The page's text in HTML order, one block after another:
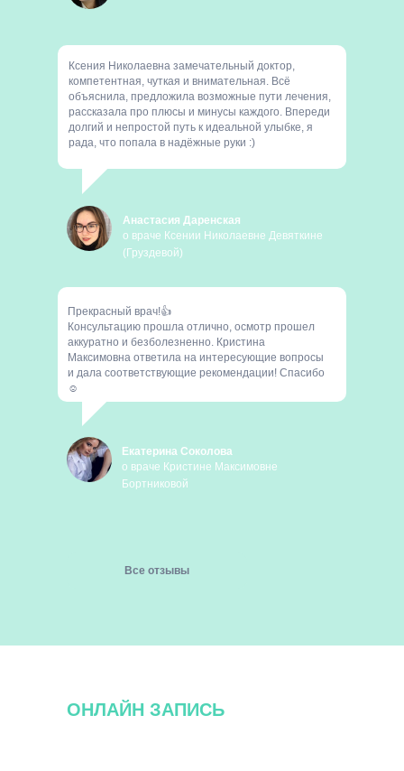
Ксения Николаевна замечательный доктор,
компетентная, чуткая и внимательная. Всё
объяснила, предложила возможные пути лечения,
рассказала про плюсы и минусы каждого. Впереди
долгий и непростой путь к идеальной улыбке, я
рада, что попала в надёжные руки :)
о враче Ксении Николаевне Девяткине
(Груздевой)
Анастасия Даренская
Прекрасный врач!👍
Консультацию прошла отлично, осмотр прошел
аккуратно и безболезненно. Кристина
Максимовна ответила на интересующие вопросы
и дала соответствующие рекомендации! Спасибо
☺
о враче Кристине Максимовне
Бортниковой
Екатерина Соколова
Все отзывы
ОНЛАЙН ЗАПИСЬ